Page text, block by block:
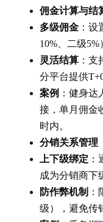
佣金计算与结
多级佣金 ：
10%、二级5%
灵活结算 ：
分平台提供
案例 ：健身
接，单月佣金
时内。
分销关系管理
上下级绑定
成为分销商下
防作弊机制
级），避免传